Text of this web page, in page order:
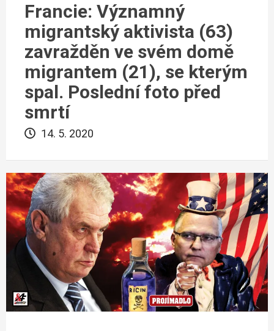
Francie: Významný
migrantský aktivista (63)
zavražděn ve svém domě
migrantem (21), se kterým
spal. Poslední foto před
smrtí
14. 5. 2020